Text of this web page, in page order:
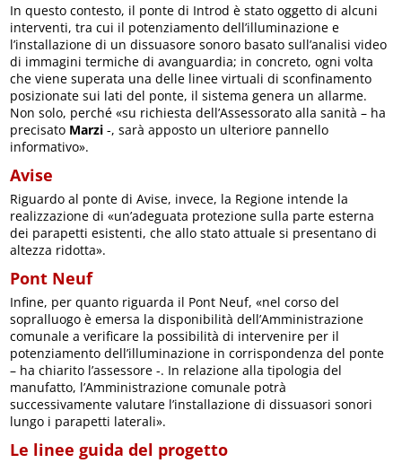
In questo contesto, il ponte di Introd è stato oggetto di alcuni
interventi, tra cui il potenziamento dell’illuminazione e
l’installazione di un dissuasore sonoro basato sull’analisi video
di immagini termiche di avanguardia; in concreto, ogni volta
che viene superata una delle linee virtuali di sconfinamento
posizionate sui lati del ponte, il sistema genera un allarme.
Non solo, perché «su richiesta dell’Assessorato alla sanità – ha
precisato Marzi -, sarà apposto un ulteriore pannello
informativo».
Avise
Riguardo al ponte di Avise, invece, la Regione intende la
realizzazione di «un’adeguata protezione sulla parte esterna
dei parapetti esistenti, che allo stato attuale si presentano di
altezza ridotta».
Pont Neuf
Infine, per quanto riguarda il Pont Neuf, «nel corso del
sopralluogo è emersa la disponibilità dell’Amministrazione
comunale a verificare la possibilità di intervenire per il
potenziamento dell’illuminazione in corrispondenza del ponte
– ha chiarito l’assessore -. In relazione alla tipologia del
manufatto, l’Amministrazione comunale potrà
successivamente valutare l’installazione di dissuasori sonori
lungo i parapetti laterali».
Le linee guida del progetto